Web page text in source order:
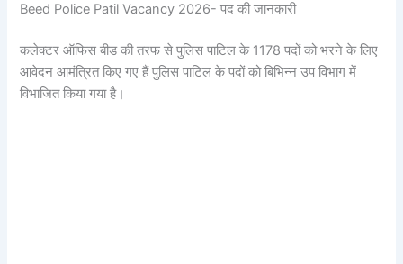
Beed Police Patil Vacancy 2026- पद की जानकारी
कलेक्टर ऑफिस बीड की तरफ से पुलिस पाटिल के 1178 पदों को भरने के लिए
आवेदन आमंत्रित किए गए हैं पुलिस पाटिल के पदों को बिभिन्न उप विभाग में
विभाजित किया गया है।